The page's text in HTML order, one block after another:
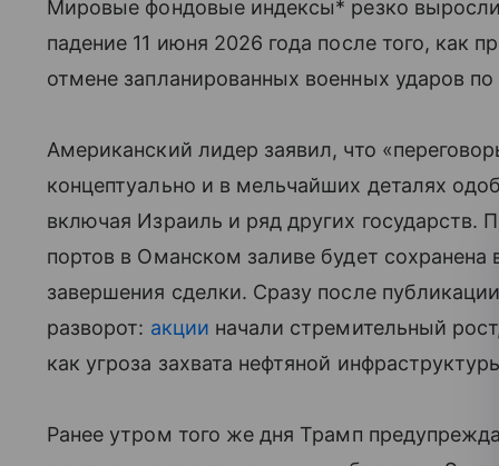
Мировые фондовые индексы* резко
падение 11 июня 2026 года после того, как
отмене запланированных военных ударов
Американский лидер заявил, что
концептуально и в мельчайших деталях
включая Израиль и ряд других государств.
портов в Оманском заливе будет сохранена
завершения сделки. Сразу после
разворот: акции начали стремительный
как угроза захвата нефтяной
Ранее утром того же дня Трамп